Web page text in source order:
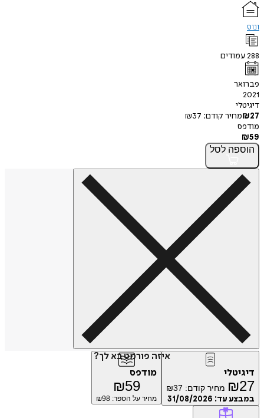
ונוס
288עמודים
פברואר
2021
דיגיטלי
₪27 מחיר קודם: ₪37
מודפס
₪59
הוספה לסל
איזה פורמט בא לך?
דיגיטלי
₪27 מחיר קודם: ₪37
במבצע עד: 31/08/2026
מודפס
₪59
מחיר על הספר: ₪ 98